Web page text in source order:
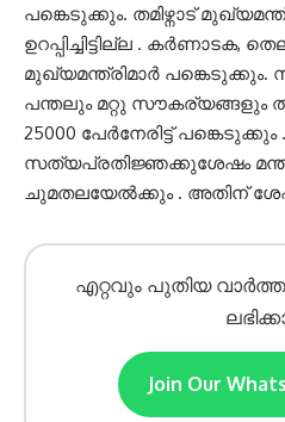
പങ്കെടുക്കും. തമിഴ്നാട്
ഉറപ്പിച്ചിട്ടില്ല . കർണാടക,
മുഖ്യമന്ത്രിമാർ
പന്തലും മറ്റു സൗകര്യങ്ങളും
25000 പേർനേരിട്ട് പങ്കെടുക്കും .
സത്യപ്രതിജ്ഞക്കുശേഷം
ചുമതലയേൽക്കും . അതിന്
എറ്റവും പുതിയ
Join Our